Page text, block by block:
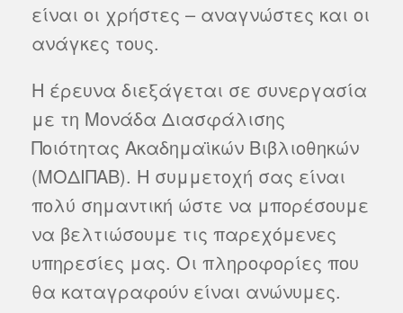
είναι οι χρήστες – αναγνώστες και οι
ανάγκες τους.
Η έρευνα διεξάγεται σε συνεργασία
με τη Μονάδα Διασφάλισης
Ποιότητας Ακαδημαϊκών Βιβλιοθηκών
(ΜΟΔΙΠΑΒ). Η συμμετοχή σας είναι
πολύ σημαντική ώστε να μπορέσουμε
να βελτιώσουμε τις παρεχόμενες
υπηρεσίες μας. Οι πληροφορίες που
θα καταγραφούν είναι ανώνυμες.